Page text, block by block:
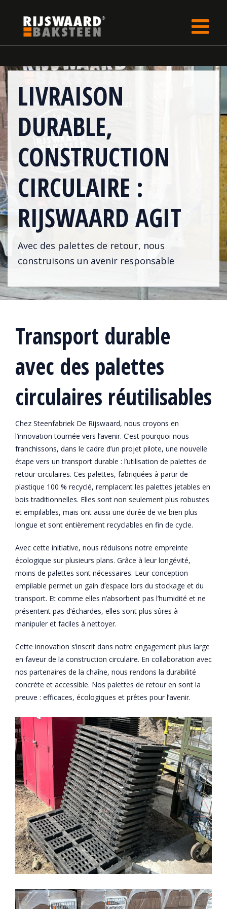
LIVRAISON
DURABLE,
CONSTRUCTION
CIRCULAIRE :
RIJSWAARD AGIT
Avec des palettes de retour, nous
construisons un avenir responsable
Transport durable
avec des palettes
circulaires réutilisables
Chez Steenfabriek De Rijswaard, nous croyons en
l’innovation tournée vers l’avenir. C’est pourquoi nous
franchissons, dans le cadre d’un projet pilote, une nouvelle
étape vers un transport durable : l’utilisation de palettes de
retour circulaires. Ces palettes, fabriquées à partir de
plastique 100 % recyclé, remplacent les palettes jetables en
bois traditionnelles. Elles sont non seulement plus robustes
et empilables, mais ont aussi une durée de vie bien plus
longue et sont entièrement recyclables en fin de cycle.
Avec cette initiative, nous réduisons notre empreinte
écologique sur plusieurs plans. Grâce à leur longévité,
moins de palettes sont nécessaires. Leur conception
empilable permet un gain d’espace lors du stockage et du
transport. Et comme elles n’absorbent pas l’humidité et ne
présentent pas d’échardes, elles sont plus sûres à
manipuler et faciles à nettoyer.
Cette innovation s’inscrit dans notre engagement plus large
en faveur de la construction circulaire. En collaboration avec
nos partenaires de la chaîne, nous rendons la durabilité
concrète et accessible. Nos palettes de retour en sont la
preuve : efficaces, écologiques et prêtes pour l’avenir.